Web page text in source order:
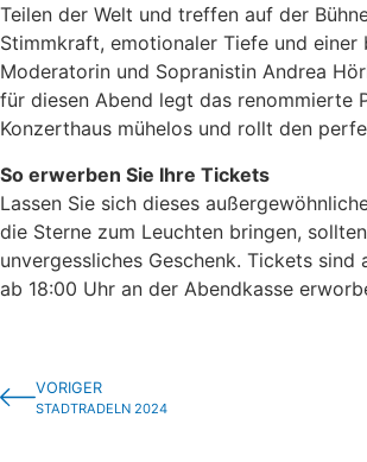
Teilen der Welt und treffen auf der
Stimmkraft, emotionaler Tiefe und einer
Moderatorin und Sopranistin Andrea
für diesen Abend legt das renommierte
Konzerthaus mühelos und rollt den
So erwerben Sie Ihre Tickets
Lassen Sie sich dieses
die Sterne zum Leuchten bringen,
unvergessliches Geschenk. Tickets
ab 18:00 Uhr an der Abendkasse
VORIGER
STADTRADELN 2024